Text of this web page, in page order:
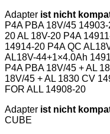
Adapter ist nicht
P4A PBA 18V/45
20 AL 18V-20 P4A
14914-20 P4A QC
AL18V-44+1×4.0Ah
P4A PBA 18V/45 + AL
18V/45 + AL 1830 CV
FOR ALL 14908-20
Adapter ist nicht
CUBE